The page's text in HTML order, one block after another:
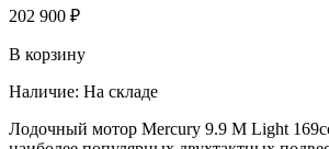
202 900 ₽
В корзину
Наличие: На складе
Лодочный мотор Mercury 9.9 M Light